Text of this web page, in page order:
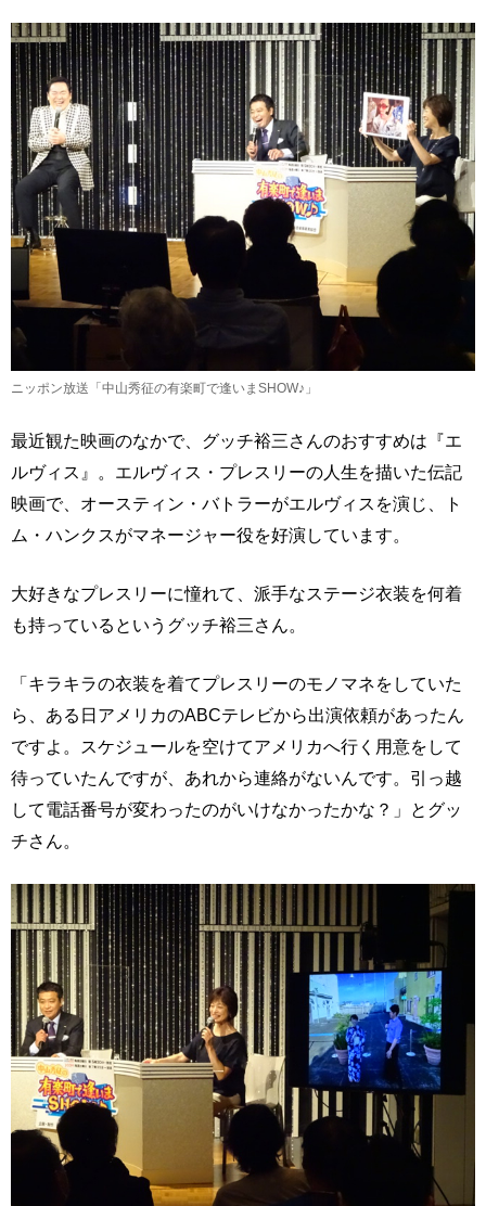
ニッポン放送「中山秀征の有楽町で逢いまSHOW♪」
最近観た映画のなかで、グッチ裕三さんのおすすめは『エ
ルヴィス』。エルヴィス・プレスリーの人生を描いた伝記
映画で、オースティン・バトラーがエルヴィスを演じ、ト
ム・ハンクスがマネージャー役を好演しています。
大好きなプレスリーに憧れて、派手なステージ衣装を何着
も持っているというグッチ裕三さん。
「キラキラの衣装を着てプレスリーのモノマネをしていた
ら、ある日アメリカのABCテレビから出演依頼があったん
ですよ。スケジュールを空けてアメリカへ行く用意をして
待っていたんですが、あれから連絡がないんです。引っ越
して電話番号が変わったのがいけなかったかな？」とグッ
チさん。